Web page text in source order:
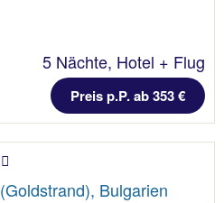
5 Nächte, Hotel + Flug
Preis p.P. ab 353 €
Bulgarien